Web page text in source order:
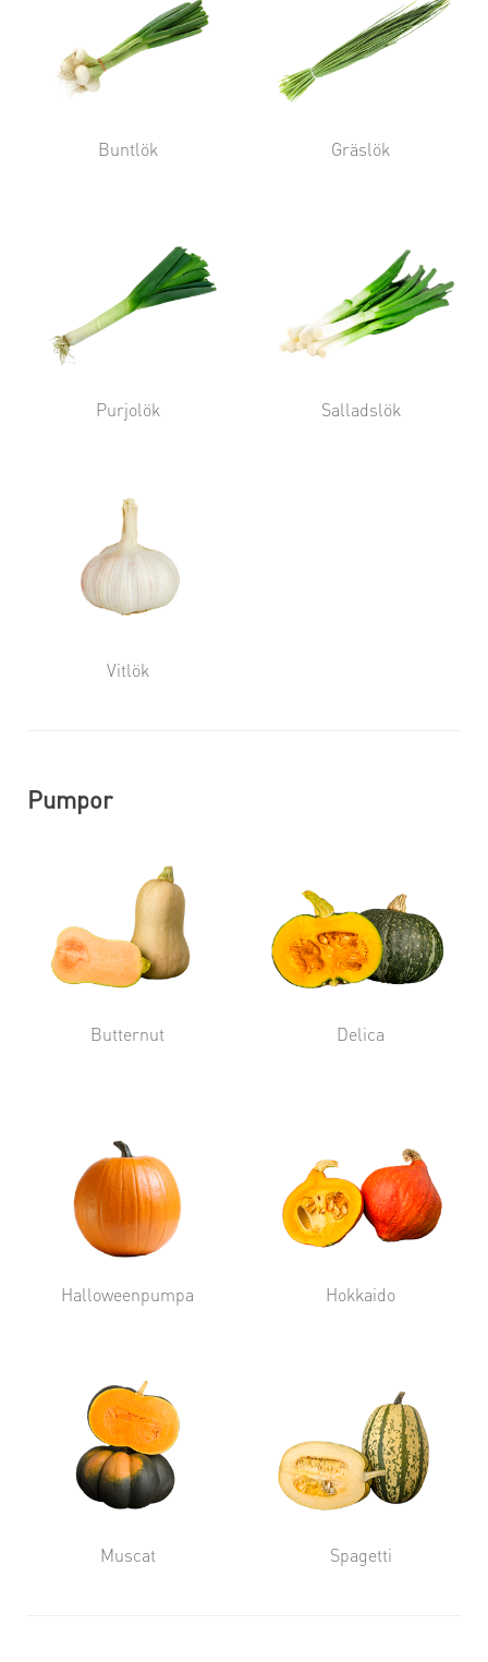
Buntlök Gräslök
Purjolök Salladslök
Vitlök
Pumpor
Butternut Delica
Halloweenpumpa Hokkaido
Muscat Spagetti